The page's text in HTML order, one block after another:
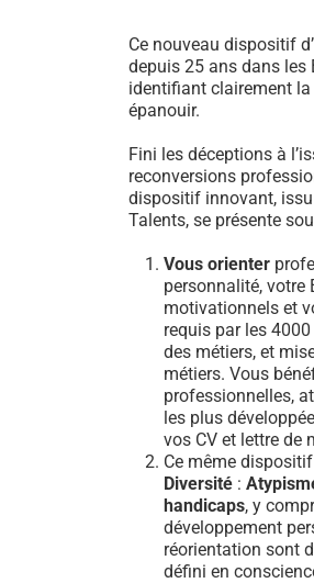
Ce nouveau dispositif
depuis 25 ans dans les
identifiant clairement
épanouir.
Fini les déceptions à
reconversions
dispositif innovant, issu
Talents, se présente
Vous orienter
personnalité, votre
motivationnels et
requis par les
des métiers, et
métiers. Vous
professionnelles,
les plus
vos CV et lettre de
Ce même
Diversité :
handicaps, y
développement
réorientation sont
défini en